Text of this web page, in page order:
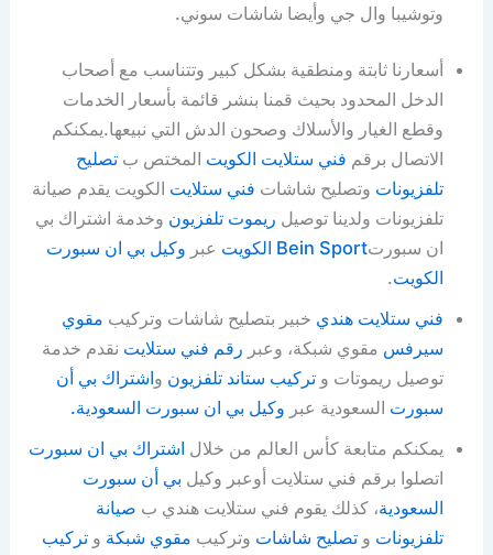
وتوشيبا وال جي وأيضا شاشات سوني.
أسعارنا ثابتة ومنطقية بشكل كبير وتتناسب مع أصحاب
الدخل المحدود بحيث قمنا بنشر قائمة بأسعار الخدمات
وقطع الغيار والأسلاك وصحون الدش التي نبيعها.يمكنكم
الاتصال برقم فني ستلايت الكويت المختص بتصليح
تلفزيونات وتصليح شاشات فني ستلايت الكويت يقدم صيانة
تلفزيونات ولدينا توصيل ريموت تلفزيون وخدمة اشتراك بي
ان سبورتBein Sport الكويت عبر وكيل بي ان سبورت
الكويت.
فني ستلايت هندي خبير بتصليح شاشات وتركيب مقوي
سيرفس مقوي شبكة، وعبر رقم فني ستلايت نقدم خدمة
توصيل ريموتات وتركيب ستاند تلفزيون واشتراك بي أن
سبورت السعودية عبر وكيل بي ان سبورت السعودية.
يمكنكم متابعة كأس العالم من خلال اشتراك بي ان سبورت
اتصلوا برقم فني ستلايت أوعبر وكيل بي أن سبورت
السعودية، كذلك يقوم فني ستلايت هندي ب صيانة
تلفزيونات وتصليح شاشات وتركيب مقوي شبكة وتركيب